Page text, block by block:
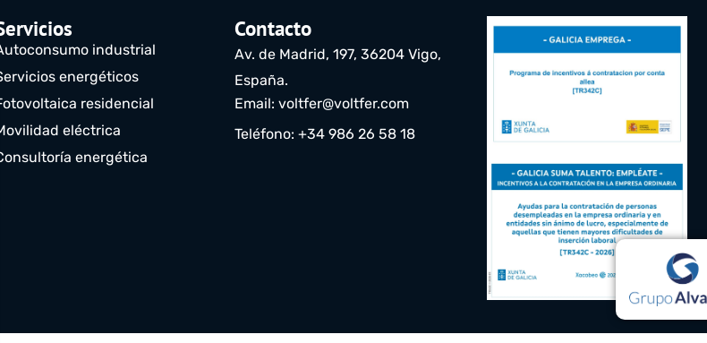
industrial
energéticos
residencial
eléctrica
energética
Contacto
Av. de Madrid, 197, 36204 Vigo,
España.
Email: voltfer@voltfer.com
Teléfono: +34 986 26 58 18